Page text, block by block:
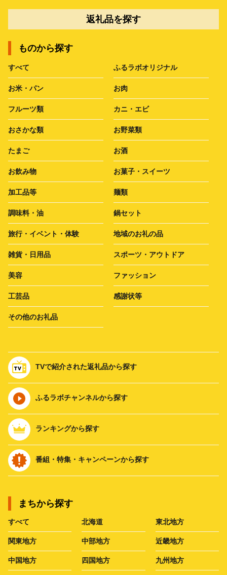
返礼品を探す
ものから探す
すべて ふるラボオリジナル
お米・パン お肉
フルーツ類 カニ・エビ
おさかな類 お野菜類
たまご お酒
お飲み物 お菓子・スイーツ
加工品等 麺類
調味料・油 鍋セット
旅行・イベント・体験 地域のお礼の品
雑貨・日用品 スポーツ・アウトドア
美容 ファッション
工芸品 感謝状等
その他のお礼品
TVで紹介された返礼品から探す
ふるラボチャンネルから探す
ランキングから探す
番組・特集・キャンペーンから探す
まちから探す
すべて 北海道 東北地方
関東地方 中部地方 近畿地方
中国地方 四国地方 九州地方